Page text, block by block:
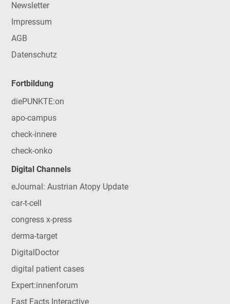
Newsletter
Impressum
AGB
Datenschutz
Fortbildung
diePUNKTE:on
apo-campus
check-innere
check-onko
Digital Channels
eJournal: Austrian Atopy Update
car-t-cell
congress x-press
derma-target
DigitalDoctor
digital patient cases
Expert:innenforum
Fast Facts Interactive